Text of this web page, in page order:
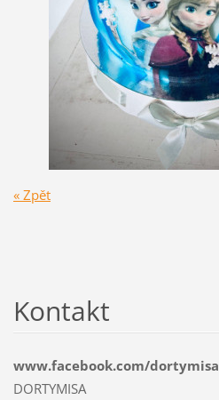
« Zpět
Kontakt
www.facebook.com/dortymisa
DORTYMISA